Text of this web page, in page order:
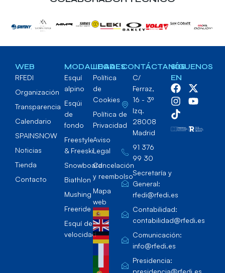
WEB
RFEDI
Organización
Transparencia
Calendario
SPAINSNOW
Noticias
Tienda
Contacto
MODALIDADES
Esquí
alpino
Esqúi
de
fondo
Freestyle
& Freeski
Snowboard
Biathlon
Mushing
Freeride
Esquí de
velocidad
LEGAL
Política
de
Cookies
Política de
Privacidad
Aviso
Legal
Cancelación
y reembolso
Mapa
web
CONTÁCTANOS
C/
Ferraz,
16 - 3º
Izq.
28008
Madrid
91 376
99 30
Secretaría y
General:
rfedi@rfedi.es
Contabilidad:
contabilidad@rfedi.es
Comunicación:
info@rfedi.es
Presidencia:
presidencia@rfedi.es
SÍGUENOS
EN